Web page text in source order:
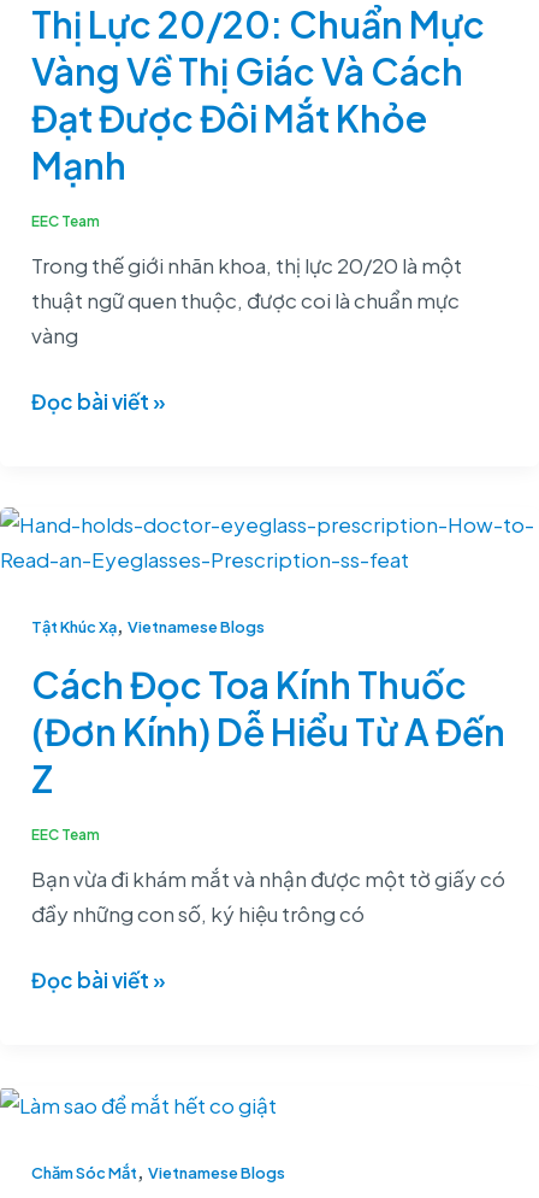
Thị Lực 20/20: Chuẩn Mực
Vàng Về Thị Giác Và Cách
Đạt Được Đôi Mắt Khỏe
Mạnh
EEC Team
Trong thế giới nhãn khoa, thị lực 20/20 là một
thuật ngữ quen thuộc, được coi là chuẩn mực
vàng
Vàng
Về
Thị
Giác
Và
Cách
Được
Đôi
Mắt
Khỏe
Mạnh
Đọc bài viết »
Tật Khúc Xạ, Vietnamese Blogs
Cách Đọc Toa Kính Thuốc
(Đơn Kính) Dễ Hiểu Từ A Đến
Z
EEC Team
Bạn vừa đi khám mắt và nhận được một tờ giấy có
đầy những con số, ký hiệu trông có
Cách
Đọc
Kính
Thuốc
(Đơn
Kính)
Dễ
Từ
A
Đến
Đọc bài viết »
Chăm Sóc Mắt, Vietnamese Blogs
Làm
Nào